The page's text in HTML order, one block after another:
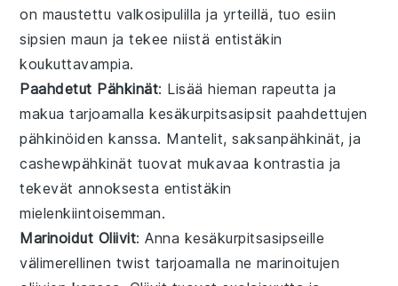
on maustettu valkosipulilla ja yrteillä, tuo esiin
sipsien maun ja tekee niistä entistäkin
koukuttavampia.
Paahdetut Pähkinät: Lisää hieman rapeutta ja
makua tarjoamallakesäkurpitsasipsit paahdettujen
pähkinöiden kanssa. Mantelit,saksanpähkinät, ja
cashewpähkinät tuovat mukavaa kontrastia ja
tekevät annoksesta entistäkin
mielenkiintoisemman.
Marinoidut Oliivit: Anna kesäkurpitsasipseille
välimerellinen twist tarjoamalla nemarinoitujen